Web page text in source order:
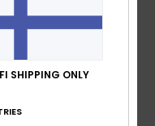
5
toukokuuta 2026
FI SHIPPING ONLY